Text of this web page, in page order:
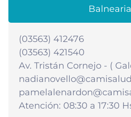
Balnearia
(03563) 412476
(03563) 421540
Av. Tristán Cornejo - (
Atención: 08:30 a 17:30